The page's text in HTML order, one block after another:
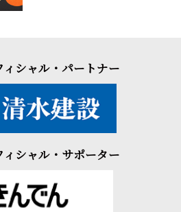
シャル・パートナー
シャル・サポーター